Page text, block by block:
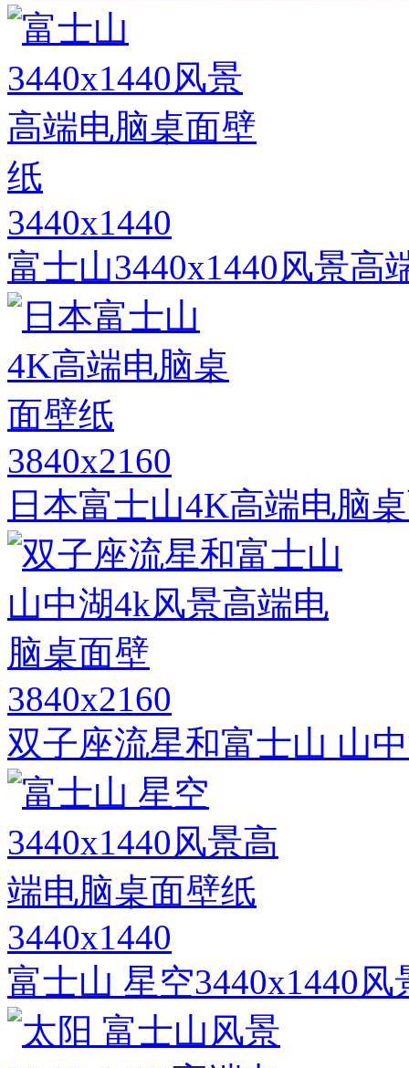
3440x1440
富士山3440x1440风景高
3840x2160
日本富士山4K高端电脑
3840x2160
双子座流星和富士山 山
3440x1440
富士山 星空3440x1440